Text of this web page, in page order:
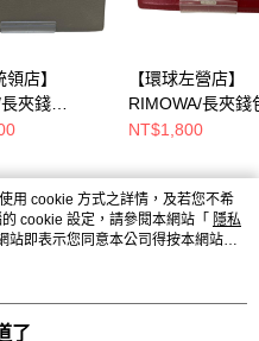
領店】
夾錢
【環球左營店】
RIMOWA/長夾錢
NT$1,800
用 cookie 方式之詳情，及若您不希
cookie 設定，請參閱本網站「 隱私
站即表示您同意本公司得按本網站使
了